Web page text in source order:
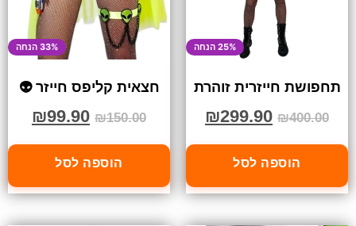
25% הנחה
תחפושת חייזרית זוהרת
₪400.00
₪299.90
הוספה לסל
33% הנחה
חצאית קליפס חייזר 👽
₪150.00
₪99.90
הוספה לסל